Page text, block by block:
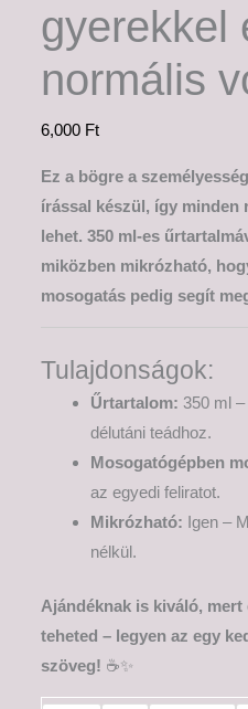
gyerekkel
normális
6,000 Ft
Ez a bögre a
írással készül, így minden
lehet. 350 ml-es
miközben mikrózható,
mosogatás pedig segít
Tulajdonságok:
Űrtartalom: 350 ml
délutáni teádhoz.
Mosogatógépben
az egyedi feliratot.
Mikrózható: Igen –
nélkül.
Ajándéknak is kiváló,
teheted – legyen az egy
szöveg! ☕✨